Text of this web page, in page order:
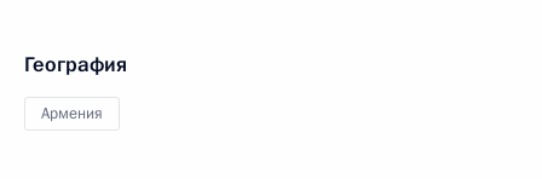
География
Армения